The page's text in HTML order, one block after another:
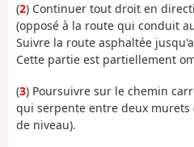
(2) Continuer tout droit en
(opposé à la route qui conduit
Suivre la route asphaltée
Cette partie est partiellement
(3) Poursuivre sur le chemin
qui serpente entre deux
de niveau).